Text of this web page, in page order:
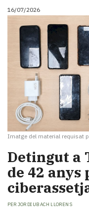
16/07/2026
Imatge del material requisat
​Detingut a
de 42 anys
PER JORDI UBACH LLORENS